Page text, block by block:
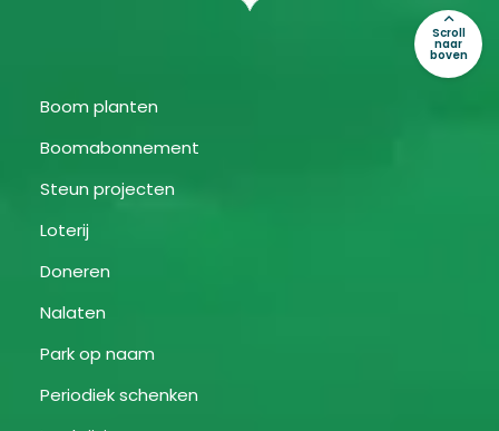
Boom planten
Boomabonnement
Steun projecten
Loterij
Doneren
Nalaten
Park op naam
Periodiek schenken
Scroll
naar
boven